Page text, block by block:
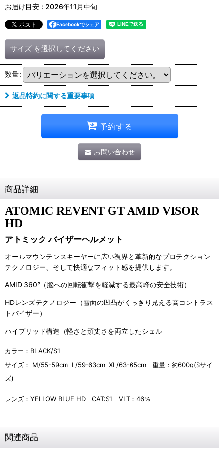
お届け目安 : 2026年11月中旬
Facebookでシェア
サイズ を選択してください
数量:
返品特約に関する重要事項
予約する
お問い合わせ
商品詳細
ATOMIC REVENT GT AMID VISOR
HD
アトミック バイザーヘルメット
オールマウンテンスキーヤーに広い視界と革新的なプロテクション
テクノロジー、そして快適なフィット感を提供します。
AMID 360°（脳への回転衝撃を軽減する最高峰の安全技術）
HDレンズテクノロジー（雪面の凹凸がくっきり見える高コントラス
トバイザー）
ハイブリッド構造（軽さと頑丈さを両立したシェル
カラー：BLACK/S1
サイズ： M/55-59cm L/59-63cm XL/63-65cm 重量：約600g(Sサイ
ズ)
レンズ：YELLOW BLUE HD CAT:S1 VLT：46％
関連商品